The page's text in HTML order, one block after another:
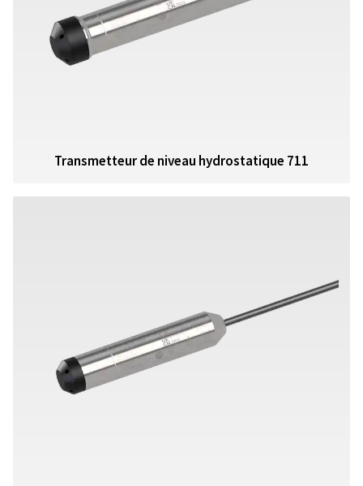
Transmetteur de niveau hydrostatique 711